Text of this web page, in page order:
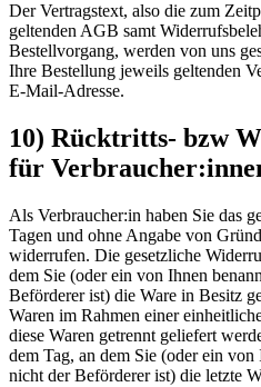
Der Vertragstext, also die zum
geltenden AGB samt
Bestellvorgang, werden von uns
Ihre Bestellung jeweils geltenden
E-Mail-Adresse.
10) Rücktritts- bzw
für
Als Verbraucher:in haben Sie das
Tagen und ohne Angabe von
widerrufen. Die gesetzliche
dem Sie (oder ein von Ihnen
Beförderer ist) die Ware in Besitz
Waren im Rahmen einer
diese Waren getrennt geliefert
dem Tag, an dem Sie (oder ein
nicht der Beförderer ist) die letzte